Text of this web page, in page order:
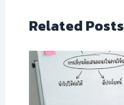
Related Posts